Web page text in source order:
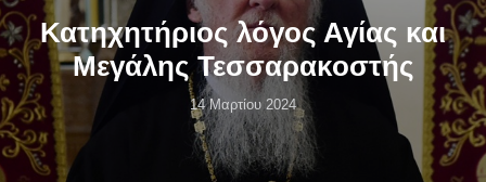
Κατηχητήριος λόγος Αγίας και
Μεγάλης Τεσσαρακοστής
14 Μαρτίου 2024